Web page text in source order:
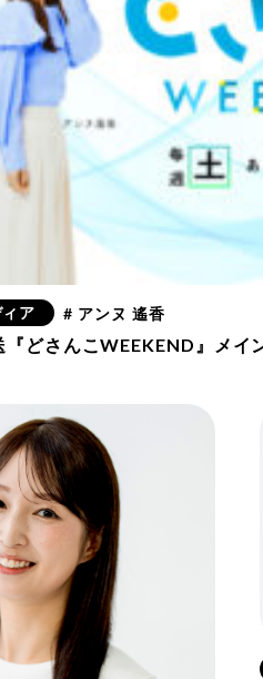
ィア # アンヌ 遙香
どさんこWEEKEND』メイ